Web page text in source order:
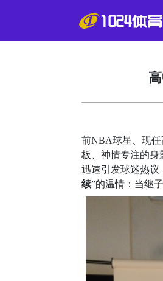
前NBA球星、现
板、神情专注的
迅速引发球迷热议
续”的温情：当继